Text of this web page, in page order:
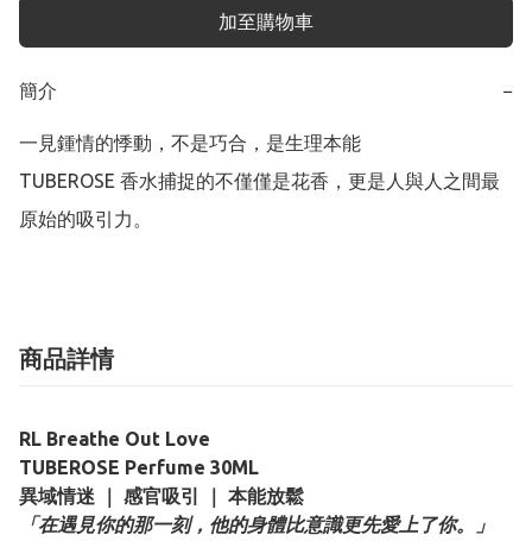
加至購物車
簡介 −
一見鍾情的悸動，不是巧合，是生理本能
TUBEROSE 香水捕捉的不僅僅是花香，更是人與人之間最
商品詳情
RL Breathe Out Love
TUBEROSE Perfume 30ML
異域情迷 ｜ 感官吸引 ｜ 本能放鬆
「在遇見你的那一刻，他的身體比意識更先愛上了你。」